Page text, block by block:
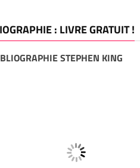
: LIVRE GRATUIT !
STEPHEN KING